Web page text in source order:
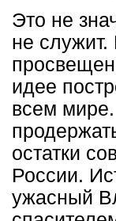
Это не
не
идее
всем
остатки
России.
ужасный